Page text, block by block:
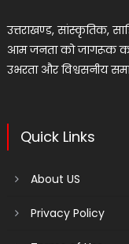
उत्तराखण्ड, सांस्कृतिक,
आम जनता को जागरूक
उभरता और विश्वसनीय
Quick Links
About US
Privacy Policy